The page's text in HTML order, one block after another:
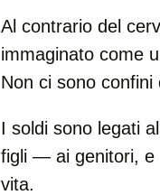
Al contrario del
immaginato come
Non ci sono confini
I soldi sono legati
figli — ai genitori, e
vita.